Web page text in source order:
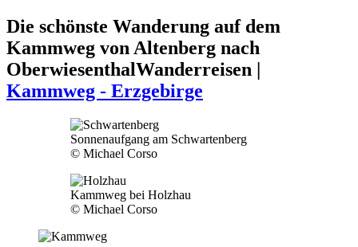
Die schönste Wanderung auf dem
Kammweg von Altenberg nach
OberwiesenthalWanderreisen |
Kammweg - Erzgebirge
Sonnenaufgang am Schwartenberg
© Michael Corso
Kammweg bei Holzhau
© Michael Corso